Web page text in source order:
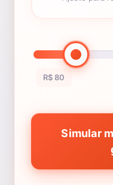
R$ 80
Simular